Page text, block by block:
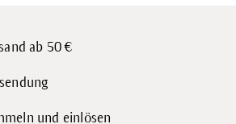
ab 50 €
und einlösen